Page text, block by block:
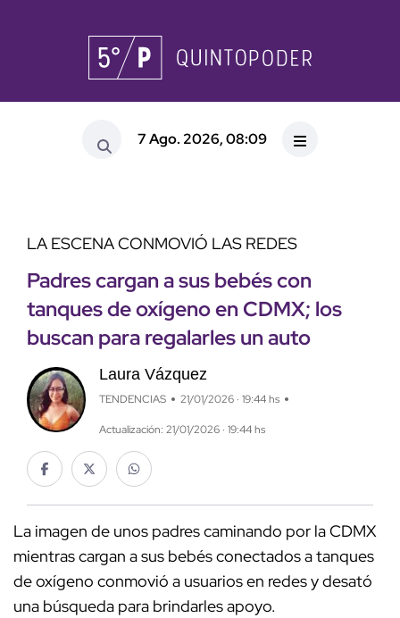
7 Ago. 2026, 08:09
LA ESCENA CONMOVIÓ LAS REDES
Padres cargan a sus bebés con
tanques de oxígeno en CDMX; los
buscan para regalarles un auto
Laura Vázquez
TENDENCIAS 21/01/2026 · 19:44 hs
Actualización: 21/01/2026 · 19:44 hs
La imagen de unos padres caminando por la CDMX
mientras cargan a sus bebés conectados a tanques
de oxígeno conmovió a usuarios en redes y desató
una búsqueda para brindarles apoyo.